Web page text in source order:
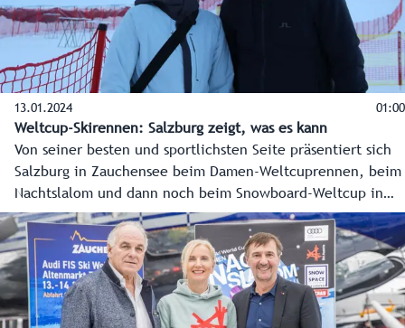
13.01.2024 01:00
Weltcup-Skirennen: Salzburg zeigt, was es kann
Von seiner besten und sportlichsten Seite präsentiert sich
Salzburg in Zauchensee beim Damen-Weltcuprennen, beim
Nachtslalom und dann noch beim Snowboard-Weltcup in
Bad Gastein. Die Organisatoren in den Weltcuporten geben
alles, bereiten das Skifest höchst professionell vor und
zeigen der ganzen Skiwelt, dass sie es können.